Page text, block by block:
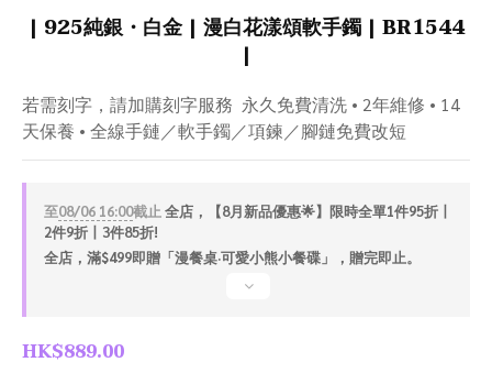
3
0
1
| 925純銀・白金 | 漫白花漾頌軟手鐲 | BR1544
|
若需刻字，請加購刻字服務  永久免費清洗 • 2年維修 • 14
天保養 • 全線手鏈／軟手鐲／項鍊／腳鏈免費改短
至08/06 16:00截止 全店，【8月新品優惠🌟】限時全單1件95折丨
2件9折丨3件85折!
全店，滿$499即贈「漫餐桌·可愛小熊小餐碟」，贈完即止。
HK$889.00